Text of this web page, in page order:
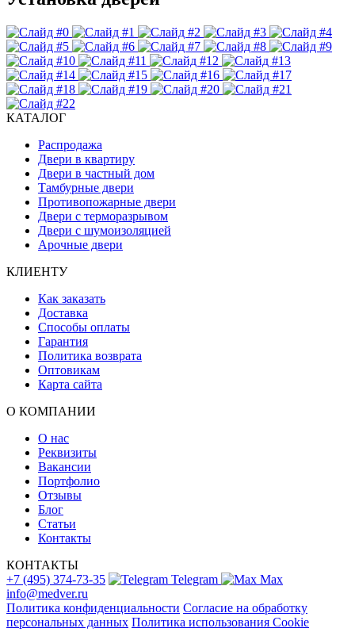
КАТАЛОГ
Распродажа
Двери в квартиру
Двери в частный дом
Тамбурные двери
Противопожарные двери
Двери с терморазрывом
Двери с шумоизоляцией
Арочные двери
КЛИЕНТУ
Как заказать
Доставка
Способы оплаты
Гарантия
Политика возврата
Оптовикам
Карта сайта
О КОМПАНИИ
О нас
Реквизиты
Вакансии
Портфолио
Отзывы
Блог
Статьи
Контакты
КОНТАКТЫ
+7 (495) 374-73-35
Telegram
Max
info@medver.ru
Политика конфиденциальности Согласие на обработку
персональных данных Политика использования Cookie